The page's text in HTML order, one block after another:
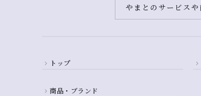
やまとのサービス
トップ
商品・ブランド